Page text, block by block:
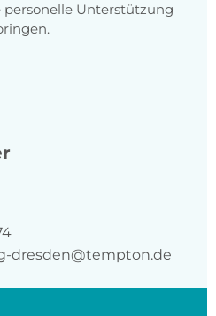
Unterstützung
dresden@tempton.de